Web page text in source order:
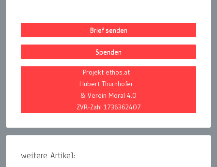
Brief senden
Spenden
Projekt ethos.at
Hubert Thurnhofer
& Verein Moral 4.0
ZVR-Zahl 1736362407
weitere Artikel: